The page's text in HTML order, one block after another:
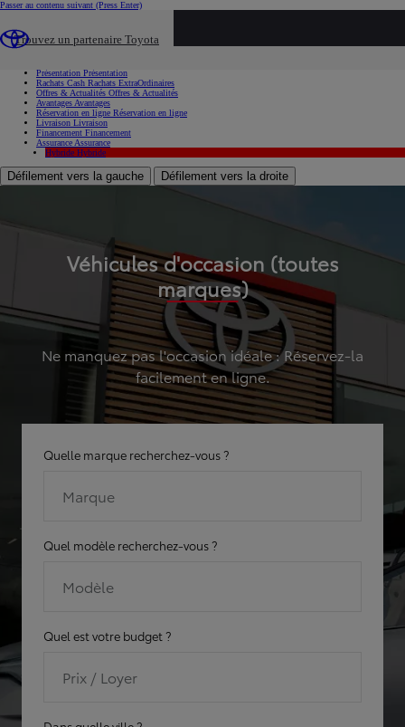
Passer au contenu suivant (Press Enter)
Trouvez un partenaire Toyota
Présentation Présentation
Rachats Cash Rachats ExtraOrdinaires
Offres & Actualités Offres & Actualités
Avantages Avantages
Réservation en ligne Réservation en ligne
Livraison Livraison
Financement Financement
Assurance Assurance
Hybride Hybride
Défilement vers la gauche Défilement vers la droite
Véhicules d'occasion (toutes
marques)
Ne manquez pas l'occasion idéale : Réservez-la
facilement en ligne.
Quelle marque recherchez-vous ?
Marque
Quel modèle recherchez-vous ?
Modèle
Quel est votre budget ?
Prix / Loyer